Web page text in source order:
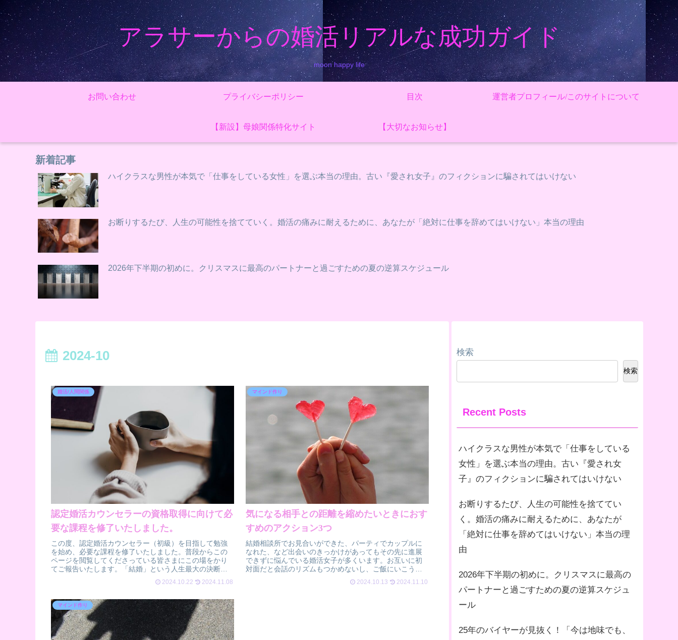
アラサーからの婚活リアルな成功ガイド
moon happy life
お問い合わせ プライバシーポリシー 目次 運営者プロフィール/このサイトについて
【新設】母娘関係特化サイト 【大切なお知らせ】
新着記事
ハイクラスな男性が本気で「仕事をしている女性」を選ぶ本当の理由。古い『愛され女子』のフィクションに騙されてはいけない
お断りするたび、人生の可能性を捨てていく。婚活の痛みに耐えるために、あなたが「絶対に仕事を辞めてはいけない」本当の理由
2026年下半期の初めに。クリスマスに最高のパートナーと過ごすための夏の逆算スケジュール
2024-10
婚活/人間関係
認定婚活カウンセラーの資格取得に向けて必
要な課程を修了いたしました。
この度、認定婚活カウンセラー（初級）を目指して勉強
を始め、必要な課程を修了いたしました。普段からこの
ページを閲覧してくださっている皆さまにこの場をかり
てご報告いたします。「結婚」という人生最大の決断に
2024.10.22 2024.11.08
マインド作り
気になる相手との距離を縮めたいときにおす
すめのアクション3つ
結婚相談所でお見合いができた、パーティでカップルに
なれた、など出会いのきっかけがあってもその先に進展
できずに悩んでいる婚活女子が多くいます。お互いに初
対面だと会話のリズムもつかめないし、ご飯にいこうに
2024.10.13 2024.11.10
マインド作り
検索
検索
Recent Posts
ハイクラスな男性が本気で「仕事をしている
女性」を選ぶ本当の理由。古い『愛され女
子』のフィクションに騙されてはいけない
お断りするたび、人生の可能性を捨ててい
く。婚活の痛みに耐えるために、あなたが
「絶対に仕事を辞めてはいけない」本当の理
由
2026年下半期の初めに。クリスマスに最高の
パートナーと過ごすための夏の逆算スケジュ
ール
25年のバイヤーが見抜く！「今は地味でも、